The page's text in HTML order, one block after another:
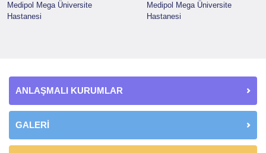
Medipol Mega Üniversite
Hastanesi
Medipol Mega Üniversite
Hastanesi
ANLAŞMALI KURUMLAR
GALERİ